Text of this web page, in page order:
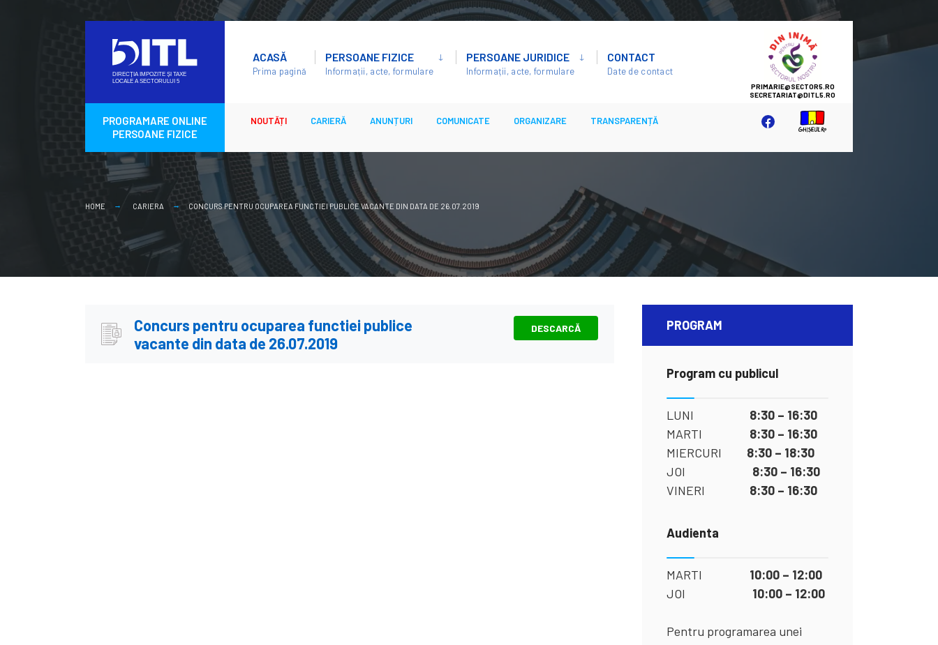
content
ACASĂ
Prima pagină
PERSOANE FIZICE
Informații, acte, formulare
PERSOANE JURIDICE
Informații, acte, formulare
CONTACT
Date de contact
SECTOR
5
PROGRAMARE ONLINE
PERSOANE FIZICE
NOUTĂȚI CARIERĂ ANUNȚURI COMUNICATE ORGANIZARE TRANSPARENȚĂ
HOME CARIERA CONCURS PENTRU OCUPAREA FUNCTIEI PUBLICE VACANTE DIN DATA DE 26.07.2019
Concurs pentru ocuparea functiei publice
vacante din data de 26.07.2019
DESCARCĂ PROGRAM
Program cu publicul
LUNI 8:30 – 16:30
MARTI 8:30 – 16:30
MIERCURI 8:30 – 18:30
JOI 8:30 – 16:30
VINERI 8:30 – 16:30
Audienta
MARTI 10:00 – 12:00
JOI 10:00 – 12:00
Pentru programarea unei